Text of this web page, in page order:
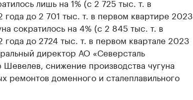
года до 2 701 тыс. т. в первом квартире 2023
сократилось на 4% (с 2 845 тыс. т. в
года до 2724 тыс. т. в первом квартале 2023
директор АО «Северсталь
снижение производства чугуна
ремонтов доменного и сталеплавильного